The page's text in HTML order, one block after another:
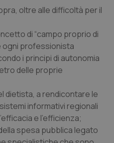
Testa Collo
oltre alle difficoltà per il
di “campo proprio di
ogni professionista
i principi di autonomia
delle proprie
dietista, a rendicontare le
informativi regionali
e l’efficienza;
spesa pubblica legato